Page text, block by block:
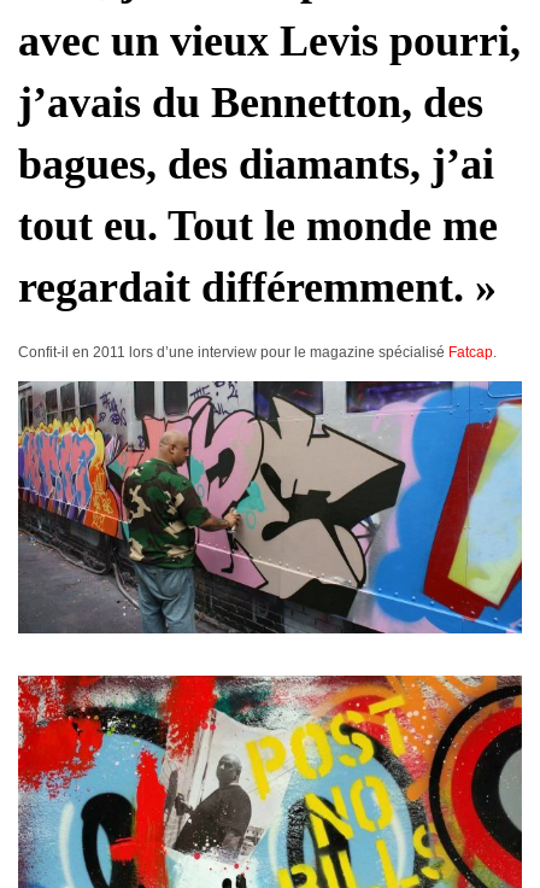
avec un vieux Levis pourri,
j’avais du Bennetton, des
bagues, des diamants, j’ai
tout eu. Tout le monde me
regardait différemment. »
Confit-il en 2011 lors d’une interview pour le magazine spécialisé Fatcap.